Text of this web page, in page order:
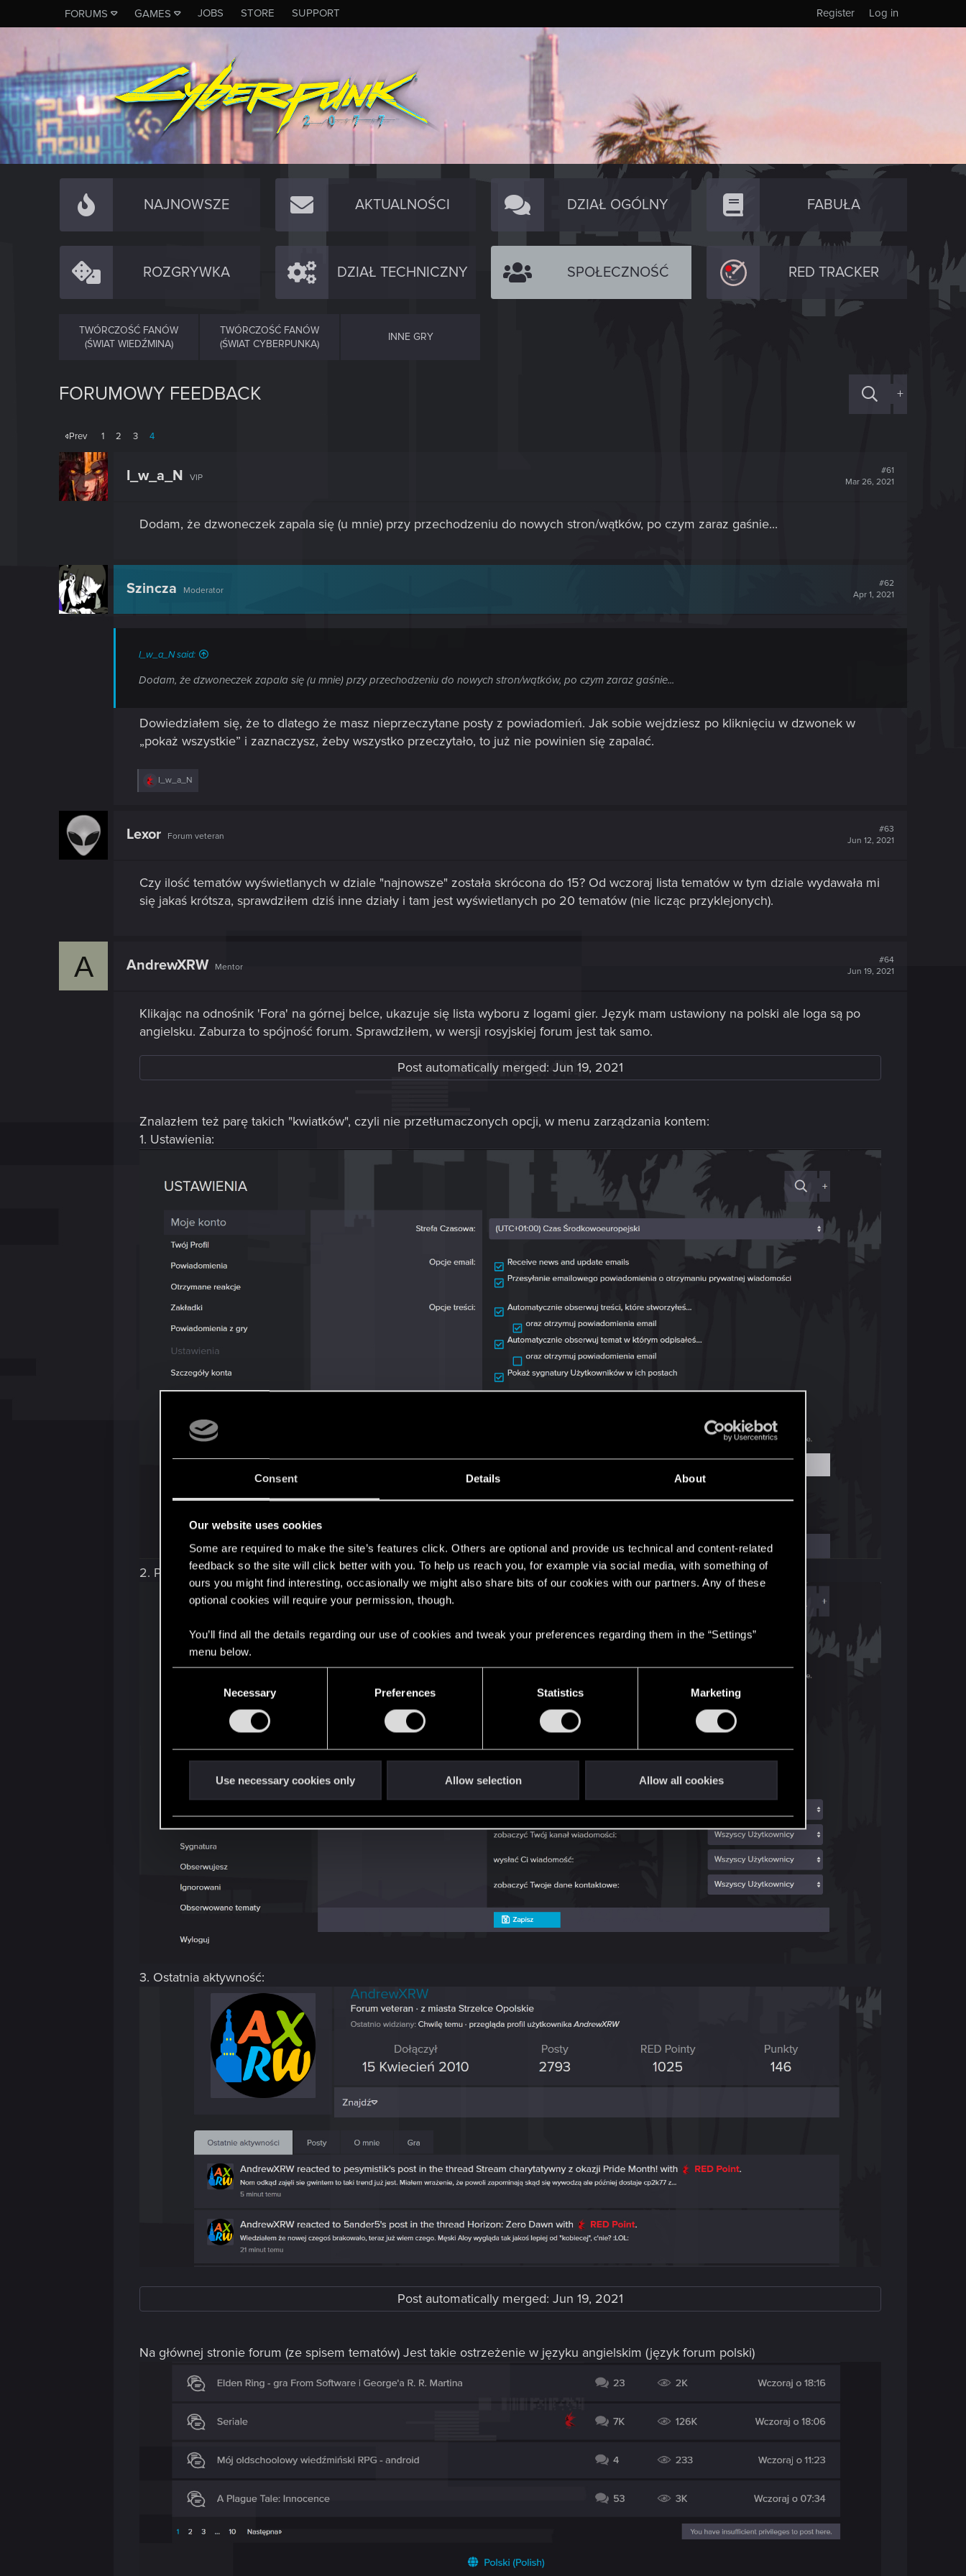
Consent Details About
Our website uses cookies
Some are required to make the site’s features click. Others are optional and provide us technical and content-related
feedback so the site will click better with you. To help us reach you, for example via social media, with something of
ours you might find interesting, occasionally we might also share bits of our cookies with our partners. Any of these
optional cookies will require your permission, though.
You’ll find all the details regarding our use of cookies and tweak your preferences regarding them in the “Settings”
menu below.
e
l
Necessary Preferences Statistics Marketing
Use necessary cookies only Allow selection Allow all cookies
FORUMS GAMES JOBS STORE SUPPORT Log in
Register
NAJNOWSZE AKTUALNOŚCI DZIAŁ OGÓLNY FABUŁA
ROZGRYWKA DZIAŁ TECHNICZNY SPOŁECZNOŚĆ RED TRACKER
TWÓRCZOŚĆ FANÓW
(ŚWIAT WIEDŹMINA)
TWÓRCZOŚĆ FANÓW
(ŚWIAT CYBERPUNKA)
INNE GRY
FORUMOWY FEEDBACK +
Prev 1 2 3 4
I_w_a_N VIP
#61
Mar 26, 2021
Dodam, że dzwoneczek zapala się (u mnie) przy przechodzeniu do nowych stron/wątków, po czym zaraz gaśnie...
Szincza Moderator
#62
Apr 1, 2021
I_w_a_N said:
Dodam, że dzwoneczek zapala się (u mnie) przy przechodzeniu do nowych stron/wątków, po czym zaraz gaśnie...
Dowiedziałem się, że to dlatego że masz nieprzeczytane posty z powiadomień. Jak sobie wejdziesz po kliknięciu w dzwonek w
„pokaż wszystkie” i zaznaczysz, żeby wszystko przeczytało, to już nie powinien się zapalać.
R
i
:
I_w_a_N
Lexor Forum veteran
#63
Jun 12, 2021
Czy ilość tematów wyświetlanych w dziale "najnowsze" została skrócona do 15? Od wczoraj lista tematów w tym dziale wydawała mi
się jakaś krótsza, sprawdziłem dziś inne działy i tam jest wyświetlanych po 20 tematów (nie licząc przyklejonych).
A AndrewXRW Mentor
#64
Jun 19, 2021
Klikając na odnośnik 'Fora' na górnej belce, ukazuje się lista wyboru z logami gier. Język mam ustawiony na polski ale loga są po
angielsku. Zaburza to spójność forum. Sprawdziłem, w wersji rosyjskiej forum jest tak samo.
Post automatically merged: Jun 19, 2021
Znalazłem też parę takich "kwiatków", czyli nie przetłumaczonych opcji, w menu zarządzania kontem:
1. Ustawienia:
2. Prywatność:
3. Ostatnia aktywność:
Post automatically merged: Jun 19, 2021
Na głównej stronie forum (ze spisem tematów) Jest takie ostrzeżenie w języku angielskim (język forum polski)